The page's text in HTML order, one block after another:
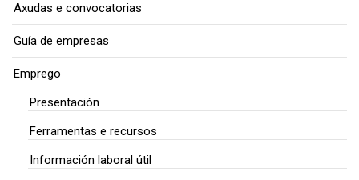
Axudas e convocatorias
Guía de empresas
Emprego
Presentación
Ferramentas e recursos
Información laboral útil